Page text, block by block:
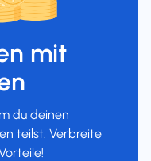
mit
du deinen
teilst. Verbreite